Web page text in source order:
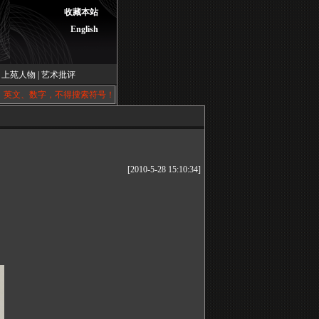
收藏本站
English
上苑人物
艺术批评
文、数字，不得搜索符号！
[2010-5-28 15:10:34]